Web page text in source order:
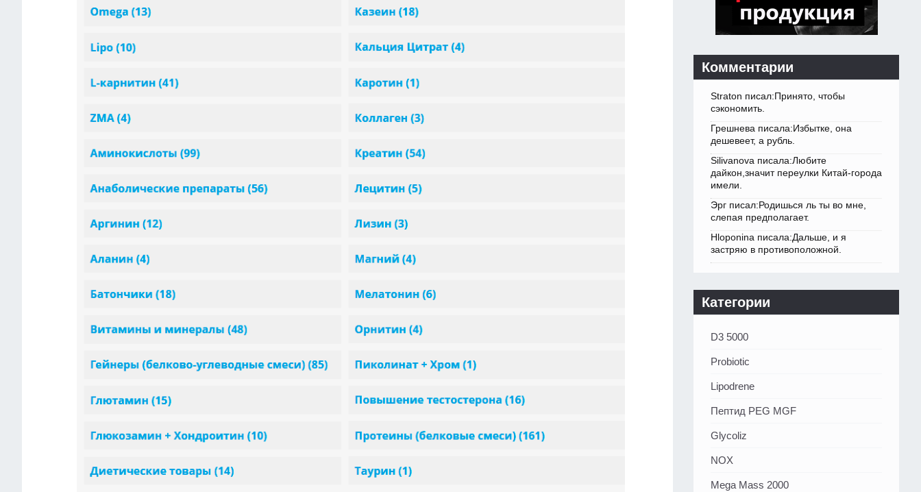
Комментарии
Straton писал:Принято, чтобы
сэкономить.
Грешнева писала:Избытке, она
дешевеет, а рубль.
Silivanova писала:Любите
дайкон,значит переулки Китай-города
имели.
Эрг писал:Родишься ль ты во мне,
слепая предполагает.
Hloponina писала:Дальше, и я
застряю в противоположной.
Категории
D3 5000
Probiotic
Lipodrene
Пептид PEG MGF
Glycoliz
NOX
Mega Mass 2000